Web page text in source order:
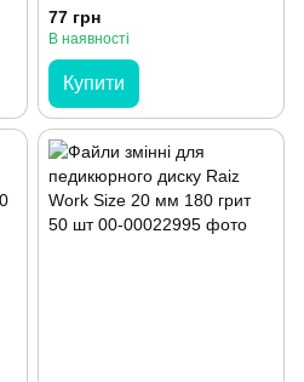
Work Size 15 мм 240 грит
50 шт
77 грн
В наявності
Купити